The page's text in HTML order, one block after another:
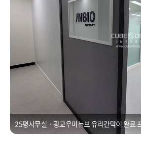
25평사무실ㆍ광교우미뉴브 유리칸막이 완료